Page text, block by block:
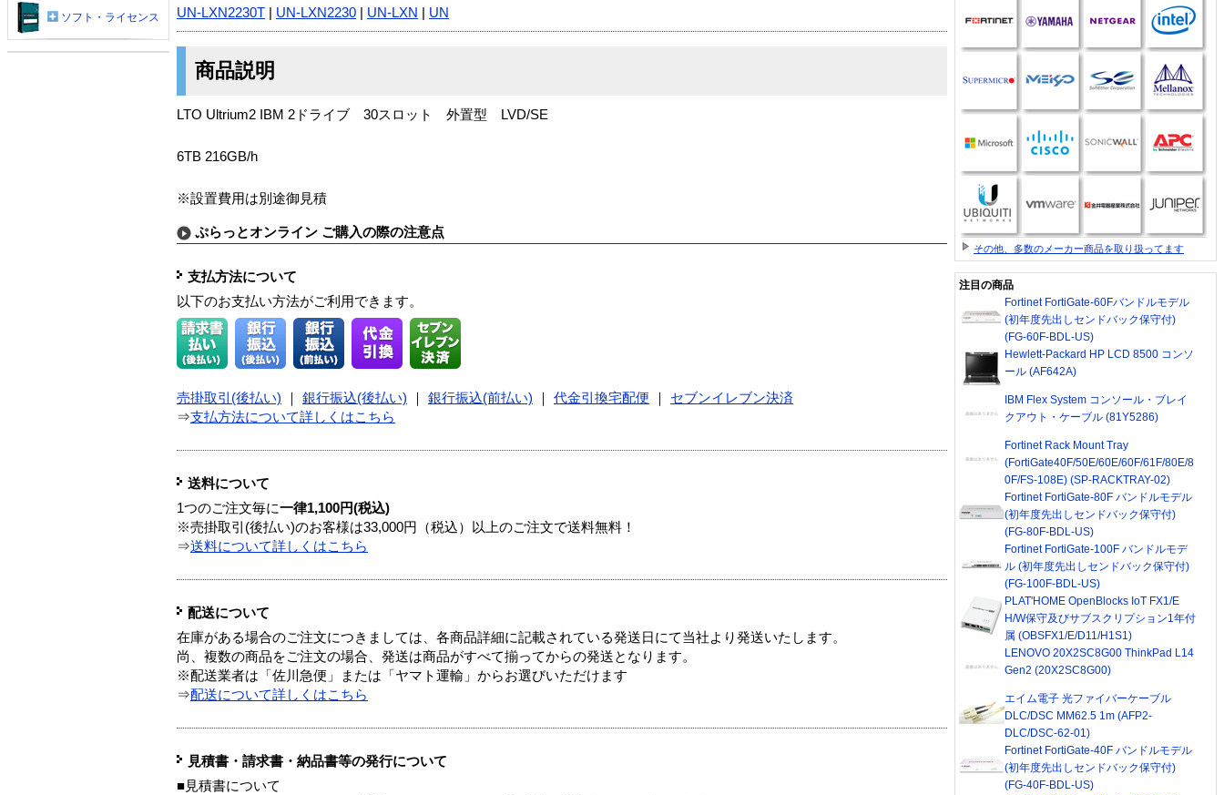
UN-LXN2230T
UN-LXN2230 UN-LXN UN
商品説明
LTO Ultrium2 IBM 2ドライブ 30スロット 外置型 LVD/SE
6TB 216GB/h
※設置費用は別途御見積
ぷらっとオンライン ご購入の際の注意点
支払方法について
以下のお支払い方法がご利用できます。
売掛取引(後払い) 銀行振込(後払い) 銀行振込(前払い) 代金引換宅配便
セブンイレブン決済
⇒支払方法について詳しくはこちら
送料について
1つのご注文毎に一律1,100円(税込)
※売掛取引(後払い)のお客様は33,000円（税込）以上のご注文で送料無料！
⇒送料について詳しくはこちら
配送について
在庫がある場合のご注文につきましては、各商品詳細に記載されている発送日にて当社より発送いたします。
尚、複数の商品をご注文の場合、発送は商品がすべて揃ってからの発送となります。
※配送業者は「佐川急便」または「ヤマト運輸」からお選びいただけます
⇒配送について詳しくはこちら
見積書・請求書・納品書等の発行について
■見積書について
ソフト・ライセンス
その他、多数のメーカー商品を取り扱ってます
注目の商品
Fortinet FortiGate-60Fバンドルモデル
(初年度先出しセンドバック保守付)
(FG-60F-BDL-US)
Hewlett-Packard HP LCD 8500 コンソ
ール (AF642A)
IBM Flex System コンソール・ブレイ
クアウト・ケーブル (81Y5286)
Fortinet Rack Mount Tray
(FortiGate40F/50E/60E/60F/61F/80E/8
0F/FS-108E) (SP-RACKTRAY-02)
Fortinet FortiGate-80F バンドルモデル
(初年度先出しセンドバック保守付)
(FG-80F-BDL-US)
Fortinet FortiGate-100F バンドルモデ
ル (初年度先出しセンドバック保守付)
(FG-100F-BDL-US)
PLAT'HOME OpenBlocks IoT FX1/E
H/W保守及びサブスクリプション1年付
属 (OBSFX1/E/D11/H1S1)
LENOVO 20X2SC8G00 ThinkPad L14
Gen2 (20X2SC8G00)
エイム電子 光ファイバーケーブル
DLC/DSC MM62.5 1m (AFP2-
DLC/DSC-62-01)
Fortinet FortiGate-40F バンドルモデル
(初年度先出しセンドバック保守付)
(FG-40F-BDL-US)